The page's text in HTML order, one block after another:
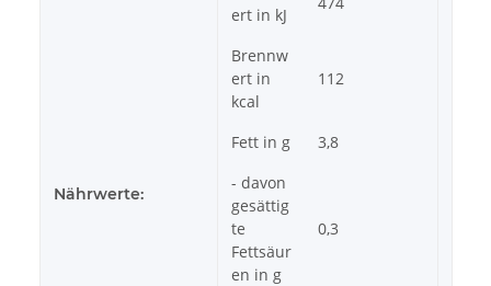
Nährwerte:
ert in kJ
Brennw
ert in
kcal
112
Fett in g
3,8
- davon
gesättig
te
Fettsäur
en in g
0,3